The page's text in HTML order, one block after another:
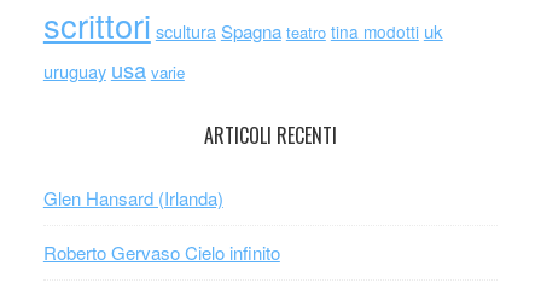
scrittori scultura Spagna teatro tina modotti uk
uruguay usa varie
ARTICOLI RECENTI
Glen Hansard (Irlanda)
Roberto Gervaso Cielo infinito